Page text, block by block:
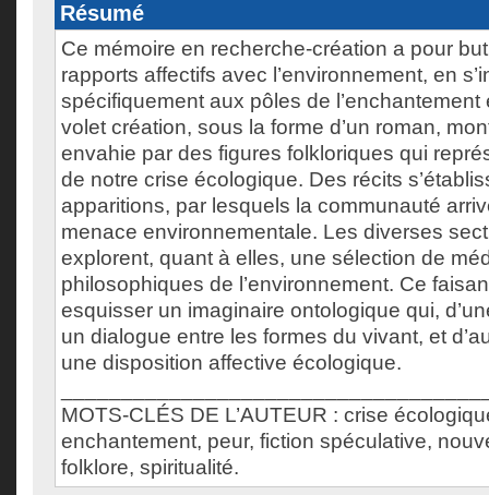
Résumé
Ce mémoire en recherche-création a pour
rapports affectifs avec l’environnement, en
spécifiquement aux pôles de l’enchantement
volet création, sous la forme d’un roman,
envahie par des figures folkloriques qui
de notre crise écologique. Des récits
apparitions, par lesquels la communauté
menace environnementale. Les diverses
explorent, quant à elles, une sélection de
philosophiques de l’environnement. Ce
esquisser un imaginaire ontologique qui,
un dialogue entre les formes du vivant, et
une disposition affective écologique.
MOTS-CLÉS DE L’AUTEUR : crise
enchantement, peur, fiction spéculative,
folklore, spiritualité.